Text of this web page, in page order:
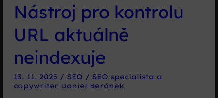
Nástroj pro kontrolu
URL aktuálně
neindexuje
13. 11. 2025 / SEO / SEO specialista a
copywriter Daniel Beránek